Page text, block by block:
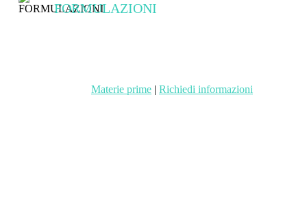
FORMULAZIONI
Materie prime | Richiedi informazioni